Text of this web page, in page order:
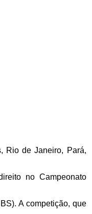
Rio de Janeiro, Pará,
no Campeonato
A competição, que